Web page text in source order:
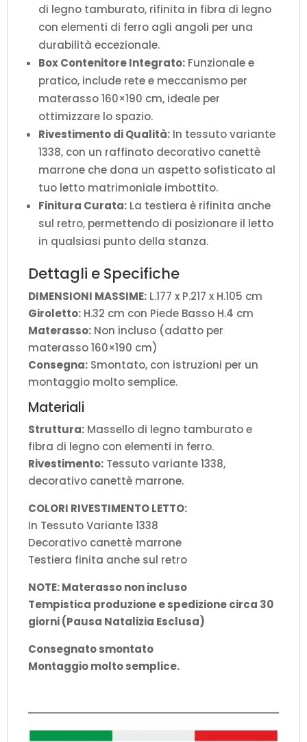
di legno tamburato, rifinita in fibra di legno
con elementi di ferro agli angoli per una
durabilità eccezionale.
Box Contenitore Integrato: Funzionale e
pratico, include rete e meccanismo per
materasso 160×190 cm, ideale per
ottimizzare lo spazio.
Rivestimento di Qualità: In tessuto variante
1338, con un raffinato decorativo canettè
marrone che dona un aspetto sofisticato al
tuo letto matrimoniale imbottito.
Finitura Curata: La testiera è rifinita anche
sul retro, permettendo di posizionare il letto
in qualsiasi punto della stanza.
Dettagli e Specifiche
DIMENSIONI MASSIME: L.177 x P.217 x H.105 cm
Giroletto: H.32 cm con Piede Basso H.4 cm
Materasso: Non incluso (adatto per
materasso 160×190 cm)
Consegna: Smontato, con istruzioni per un
montaggio molto semplice.
Materiali
Struttura: Massello di legno tamburato e
fibra di legno con elementi in ferro.
Rivestimento: Tessuto variante 1338,
decorativo canettè marrone.
COLORI RIVESTIMENTO LETTO:
In Tessuto Variante 1338
Decorativo canettè marrone
Testiera finita anche sul retro
NOTE: Materasso non incluso
Tempistica produzione e spedizione circa 30
giorni (Pausa Natalizia Esclusa)
Consegnato smontato
Montaggio molto semplice.